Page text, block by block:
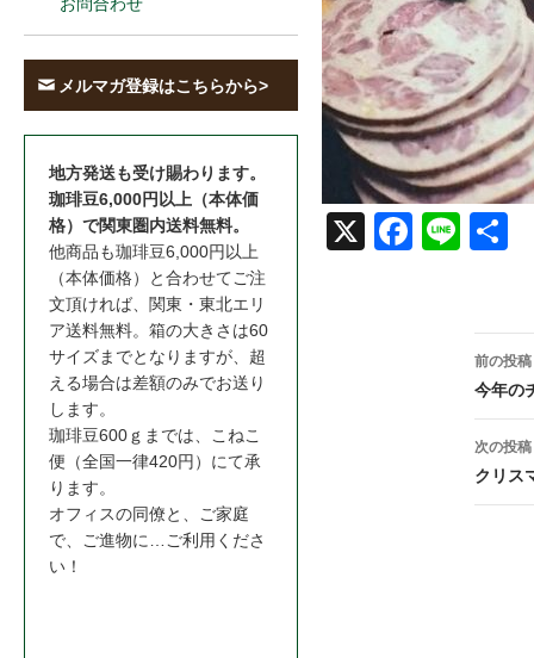
Face
Line
投
稿
ナ
ビ
前の投稿
今年の
次の投稿
クリス
メルマガ登録はこちらから>
地方発送も受け賜わります。
珈琲豆6,000円以上（本体価
格）で関東圏内送料無料。
他商品も珈琲豆6,000円以上
（本体価格）と合わせてご注
文頂ければ、関東・東北エリ
ア送料無料。箱の大きさは60
サイズまでとなりますが、超
える場合は差額のみでお送り
します。
珈琲豆600ｇまでは、こねこ
便（全国一律420円）にて承
ります。
オフィスの同僚と、ご家庭
で、ご進物に…ご利用くださ
い！